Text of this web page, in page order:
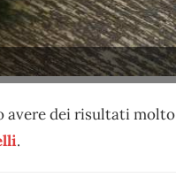
avere dei risultati molto
.